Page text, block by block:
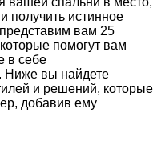
получить истинное
вам 25
помогут вам
в себе
Ниже вы найдете
и решений, которые
добавив ему